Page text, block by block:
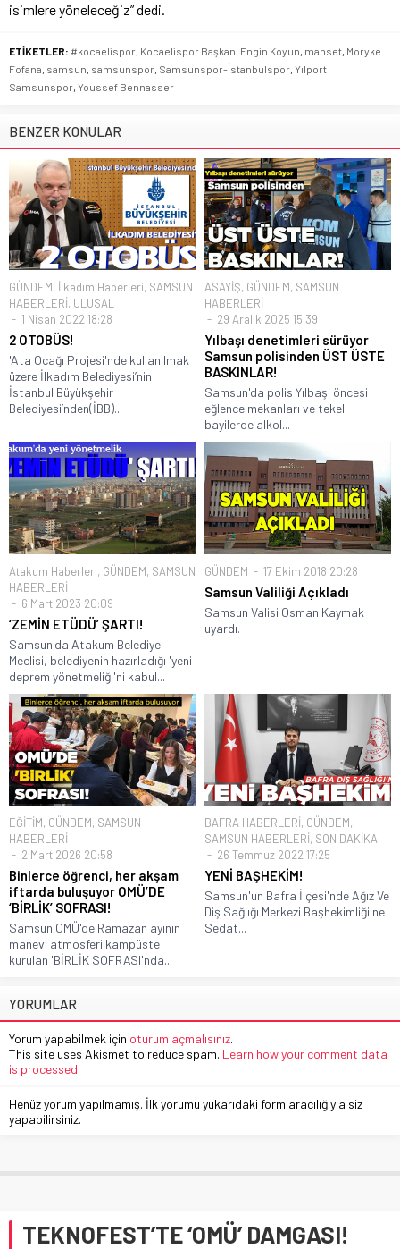
isimlere yöneleceğiz” dedi.
ETİKETLER: #kocaelispor Kocaelispor Başkanı Engin Koyun manset Moryke
Fofana samsun samsunspor Samsunspor-İstanbulspor Yılport
Samsunspor Youssef Bennasser
BENZER KONULAR
GÜNDEM, İlkadım Haberleri, SAMSUN
HABERLERİ, ULUSAL
1 Nisan 2022 18:28
2 OTOBÜS!
'Ata Ocağı Projesi'nde kullanılmak
üzere İlkadım Belediyesi’nin
İstanbul Büyükşehir
Belediyesi’nden(İBB)...
ASAYİŞ, GÜNDEM, SAMSUN
HABERLERİ
29 Aralık 2025 15:39
Yılbaşı denetimleri sürüyor
Samsun polisinden ÜST ÜSTE
BASKINLAR!
Samsun'da polis Yılbaşı öncesi
eğlence mekanları ve tekel
bayilerde alkol...
Atakum Haberleri, GÜNDEM, SAMSUN
HABERLERİ
6 Mart 2023 20:09
‘ZEMİN ETÜDÜ’ ŞARTI!
Samsun'da Atakum Belediye
Meclisi, belediyenin hazırladığı 'yeni
deprem yönetmeliği'ni kabul...
GÜNDEM 17 Ekim 2018 20:28
Samsun Valiliği Açıkladı
Samsun Valisi Osman Kaymak
uyardı.
EĞİTİM, GÜNDEM, SAMSUN
HABERLERİ
2 Mart 2026 20:58
Binlerce öğrenci, her akşam
iftarda buluşuyor OMÜ’DE
‘BİRLİK’ SOFRASI!
Samsun OMÜ'de Ramazan ayının
manevi atmosferi kampüste
kurulan 'BİRLİK SOFRASI'nda...
BAFRA HABERLERİ, GÜNDEM,
SAMSUN HABERLERİ, SON DAKİKA
26 Temmuz 2022 17:25
YENİ BAŞHEKİM!
Samsun'un Bafra İlçesi'nde Ağız Ve
Diş Sağlığı Merkezi Başhekimliği'ne
Sedat...
YORUMLAR
Yorum yapabilmek için oturum açmalısınız.
This site uses Akismet to reduce spam. Learn how your comment data
is processed.
Henüz yorum yapılmamış. İlk yorumu yukarıdaki form aracılığıyla siz
yapabilirsiniz.
TEKNOFEST’TE ‘OMÜ’ DAMGASI!